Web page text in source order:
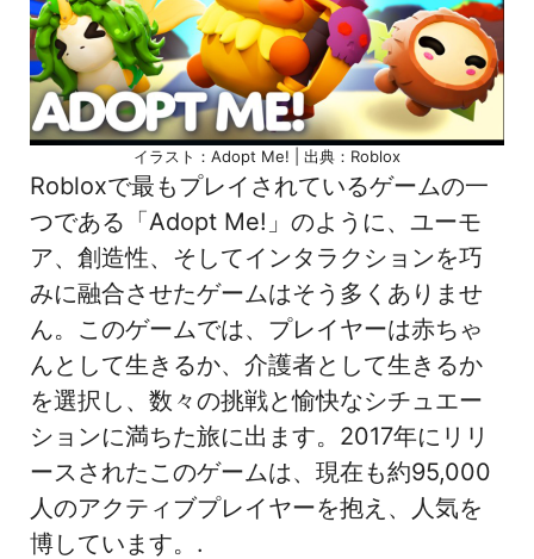
イラスト：Adopt Me! | 出典：Roblox
Robloxで最もプレイされているゲームの一
つである「Adopt Me!」のように、ユーモ
ア、創造性、そしてインタラクションを巧
みに融合させたゲームはそう多くありませ
ん。このゲームでは、プレイヤーは赤ちゃ
んとして生きるか、介護者として生きるか
を選択し、数々の挑戦と愉快なシチュエー
ションに満ちた旅に出ます。2017年にリリ
ースされたこのゲームは、現在も約95,000
人のアクティブプレイヤーを抱え、人気を
博しています。.